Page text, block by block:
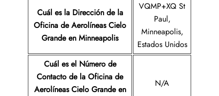
Cuál es la Dirección de la
Oficina de Aerolíneas Cielo
Grande en Minneapolis
VQMP+XQ St
Paul,
Minneapolis,
Estados Unidos
Cuál es el Número de
Contacto de la Oficina de
Aerolíneas Cielo Grande en
N/A